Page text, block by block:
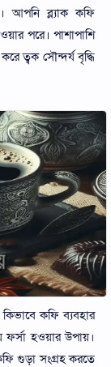
আপনি ব্ল্যাক কফি
পরে। পাশাপাশি
ত্বক সৌন্দর্য বৃদ্ধি
কিভাবে কফি ব্যবহার
হওয়ার উপায়।
গুড়া সংগ্রহ করতে